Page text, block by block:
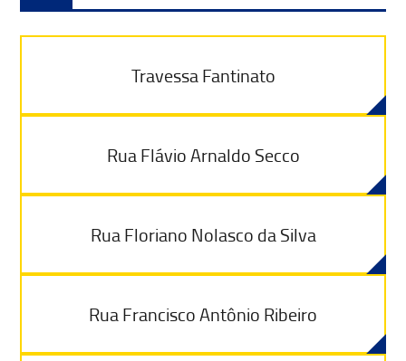
Travessa Fantinato
Rua Flávio Arnaldo Secco
Rua Floriano Nolasco da Silva
Rua Francisco Antônio Ribeiro